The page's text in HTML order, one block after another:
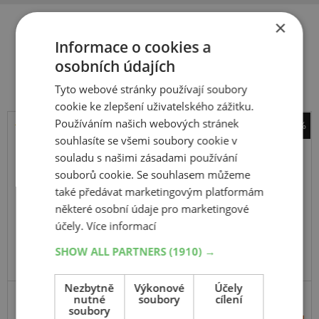
Související produkty
-46%
Matador
Hectorra Van
205 R15 102/100T C
×
Informace o cookies a
osobních údajích
Tyto webové stránky používají soubory
cookie ke zlepšení uživatelského zážitku.
Používáním našich webových stránek
souhlasíte se všemi soubory cookie v
souladu s našimi zásadami používání
souborů cookie. Se souhlasem můžeme
také předávat marketingovým platformám
některé osobní údaje pro marketingové
účely.Více informací
SHOW ALL PARTNERS(1910) →
Nezbytně
nutné
soubory
Výkonové
soubory
Účely
cílení